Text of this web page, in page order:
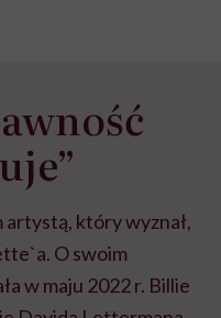
artystą, który wyznał,
O swoim
w maju 2022 r. Billie